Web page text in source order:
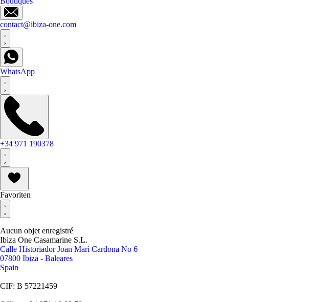
contact@ibiza-one.com
WhatsApp
+34 971 190378
Favoriten
Aucun objet enregistré
Ibiza One Casamarine S.L.
Calle Historiador Joan Marí Cardona No 6
07800 Ibiza - Baleares
Spain
CIF: B 57221459